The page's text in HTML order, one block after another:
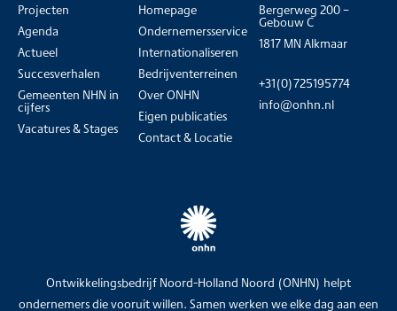
Ontwikkelingsbedrijf Noord-Holland Noord (ONHN) helpt
ondernemers die vooruit willen. Samen werken we elke dag aan een
Projecten
Agenda
Actueel
Succesverhalen
Gemeenten NHN in
cijfers
Vacatures & Stages
Homepage
Ondernemersservice
Internationaliseren
Bedrijventerreinen
Over ONHN
Eigen publicaties
Contact & Locatie
Bergerweg 200 –
Gebouw C
1817 MN Alkmaar
+31(0)725195774
info@onhn.nl